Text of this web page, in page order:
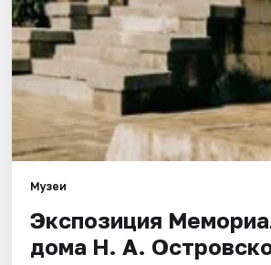
Музеи
Экспозиция
дома Н. А.